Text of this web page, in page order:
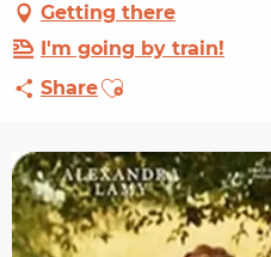
Getting there
I'm going by train!
ShareAjouter aux favoris